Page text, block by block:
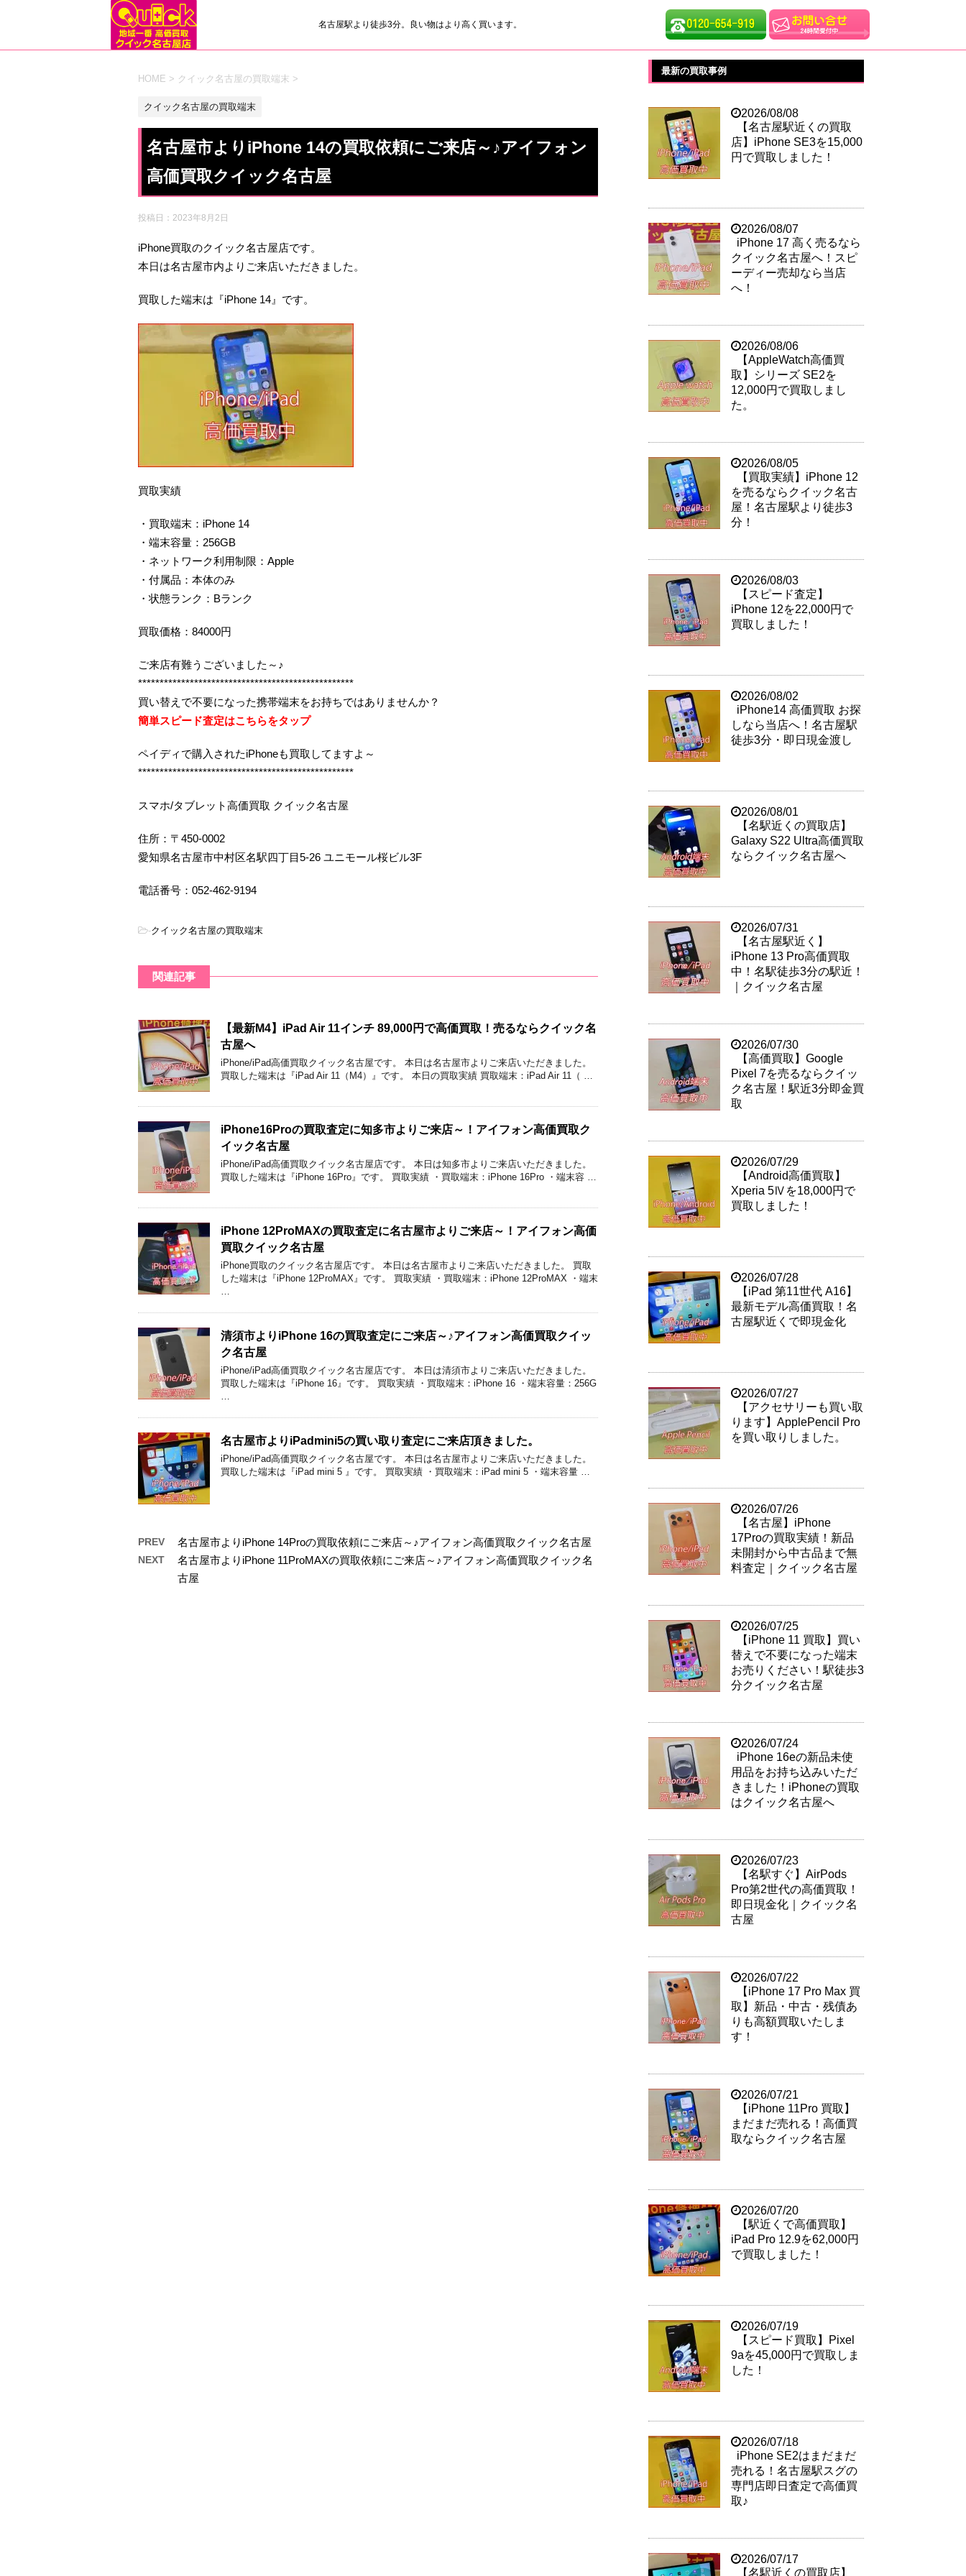
名古屋駅より徒歩3分。良い物はより高く買います。
HOME > クイック名古屋の買取端末 >
クイック名古屋の買取端末
名古屋市よりiPhone 14の買取依頼にご来店～♪アイフォン
高価買取クイック名古屋
投稿日： 2023年8月2日
iPhone買取のクイック名古屋店です。
本日は名古屋市内よりご来店いただきました。
買取した端末は『iPhone 14』です。
買取実績
・買取端末：iPhone 14
・端末容量：256GB
・ネットワーク利用制限：Apple
・付属品：本体のみ
・状態ランク：Bランク
買取価格：84000円
ご来店有難うございました～♪
**************************************************
買い替えで不要になった携帯端末をお持ちではありませんか？
簡単スピード査定はこちらをタップ
ペイディで購入されたiPhoneも買取してますよ～
**************************************************
スマホ/タブレット高価買取 クイック名古屋
住所：〒450-0002
愛知県名古屋市中村区名駅四丁目5-26 ユニモール桜ビル3F
電話番号：052-462-9194
-クイック名古屋の買取端末
関連記事
【最新M4】iPad Air 11インチ 89,000円で高価買取！売るならクイック名
古屋へ
iPhone/iPad高価買取クイック名古屋です。 本日は名古屋市よりご来店いただきました。
買取した端末は『iPad Air 11（M4）』です。 本日の買取実績 買取端末：iPad Air 11（ …
iPhone16Proの買取査定に知多市よりご来店～！アイフォン高価買取ク
イック名古屋
iPhone/iPad高価買取クイック名古屋店です。 本日は知多市よりご来店いただきました。
買取した端末は『iPhone 16Pro』です。 買取実績 ・買取端末：iPhone 16Pro ・端末容 …
iPhone 12ProMAXの買取査定に名古屋市よりご来店～！アイフォン高価
買取クイック名古屋
iPhone買取のクイック名古屋店です。 本日は名古屋市よりご来店いただきました。 買取
した端末は『iPhone 12ProMAX』です。 買取実績 ・買取端末：iPhone 12ProMAX ・端末
…
清須市よりiPhone 16の買取査定にご来店～♪アイフォン高価買取クイッ
ク名古屋
iPhone/iPad高価買取クイック名古屋店です。 本日は清須市よりご来店いただきました。
買取した端末は『iPhone 16』です。 買取実績 ・買取端末：iPhone 16 ・端末容量：256G
…
名古屋市よりiPadmini5の買い取り査定にご来店頂きました。
iPhone/iPad高価買取クイック名古屋です。 本日は名古屋市よりご来店いただきました。
買取した端末は『iPad mini 5 』です。 買取実績 ・買取端末：iPad mini 5 ・端末容量 …
PREV 名古屋市よりiPhone 14Proの買取依頼にご来店～♪アイフォン高価買取クイック名古屋
NEXT
名古屋市よりiPhone 11ProMAXの買取依頼にご来店～♪アイフォン高価買取クイック名
古屋
最新の買取事例
2026/08/08
【名古屋駅近くの買取
店】iPhone SE3を15,000
円で買取しました！
2026/08/07
iPhone 17 高く売るなら
クイック名古屋へ！スピ
ーディー売却なら当店
へ！
2026/08/06
【AppleWatch高価買
取】シリーズ SE2を
12,000円で買取しまし
た。
2026/08/05
【買取実績】iPhone 12
を売るならクイック名古
屋！名古屋駅より徒歩3
分！
2026/08/03
【スピード査定】
iPhone 12を22,000円で
買取しました！
2026/08/02
iPhone14 高価買取 お探
しなら当店へ！名古屋駅
徒歩3分・即日現金渡し
2026/08/01
【名駅近くの買取店】
Galaxy S22 Ultra高価買取
ならクイック名古屋へ
2026/07/31
【名古屋駅近く】
iPhone 13 Pro高価買取
中！名駅徒歩3分の駅近！
｜クイック名古屋
2026/07/30
【高価買取】Google
Pixel 7を売るならクイッ
ク名古屋！駅近3分即金買
取
2026/07/29
【Android高価買取】
Xperia 5Ⅳを18,000円で
買取しました！
2026/07/28
【iPad 第11世代 A16】
最新モデル高価買取！名
古屋駅近くで即現金化
2026/07/27
【アクセサリーも買い取
ります】ApplePencil Pro
を買い取りしました。
2026/07/26
【名古屋】iPhone
17Proの買取実績！新品
未開封から中古品まで無
料査定｜クイック名古屋
2026/07/25
【iPhone 11 買取】買い
替えで不要になった端末
お売りください！駅徒歩3
分クイック名古屋
2026/07/24
iPhone 16eの新品未使
用品をお持ち込みいただ
きました！iPhoneの買取
はクイック名古屋へ
2026/07/23
【名駅すぐ】AirPods
Pro第2世代の高価買取！
即日現金化｜クイック名
古屋
2026/07/22
【iPhone 17 Pro Max 買
取】新品・中古・残債あ
りも高額買取いたしま
す！
2026/07/21
【iPhone 11Pro 買取】
まだまだ売れる！高価買
取ならクイック名古屋
2026/07/20
【駅近くで高価買取】
iPad Pro 12.9を62,000円
で買取しました！
2026/07/19
【スピード買取】Pixel
9aを45,000円で買取しま
した！
2026/07/18
iPhone SE2はまだまだ
売れる！名古屋駅スグの
専門店即日査定で高価買
取♪
2026/07/17
【名駅近くの買取店】